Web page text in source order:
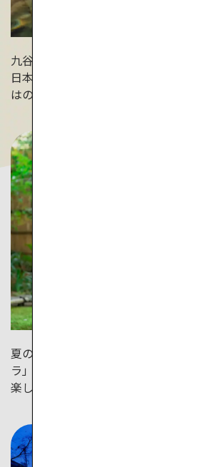
九谷焼のアートパネルや金箔を眺めな
日本で唯一旅館で金継ぎ体験ができる
はの楽しみです。
夏のイベント。涼を楽しむ「界のご当
ラ」。風鈴が奏でる音色に涼を感じ、
楽しめます。